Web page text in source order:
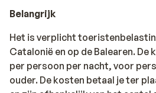
Belangrijk
Het is verplicht
Catalonië en op de Balearen. De
per persoon per nacht, voor
ouder. De kosten betaal je ter